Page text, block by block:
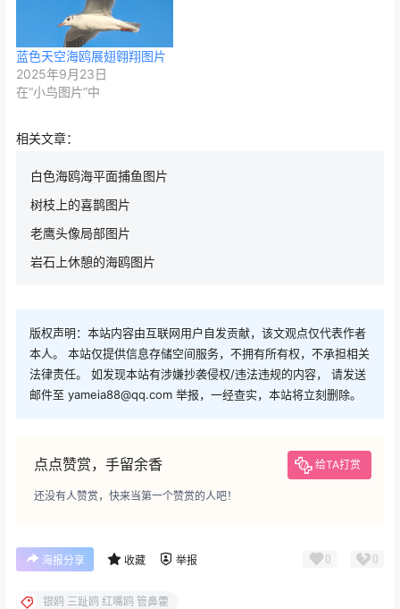
蓝色天空海鸥展翅翱翔图片
2025年9月23日
在“小鸟图片”中
相关文章：
白色海鸥海平面捕鱼图片
树枝上的喜鹊图片
老鹰头像局部图片
岩石上休憩的海鸥图片
版权声明：本站内容由互联网用户自发贡献，该文观点仅代表作者
本人。 本站仅提供信息存储空间服务，不拥有所有权，不承担相关
法律责任。 如发现本站有涉嫌抄袭侵权/违法违规的内容， 请发送
邮件至 yameia88@qq.com 举报，一经查实，本站将立刻删除。
点点赞赏，手留余香 给TA打赏
还没有人赞赏，快来当第一个赞赏的人吧！
海报分享 收藏 举报 0 0
银鸥 三趾鸥 红嘴鸥 管鼻藿